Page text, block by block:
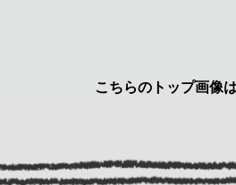
こちらのトップ画像はyurucau